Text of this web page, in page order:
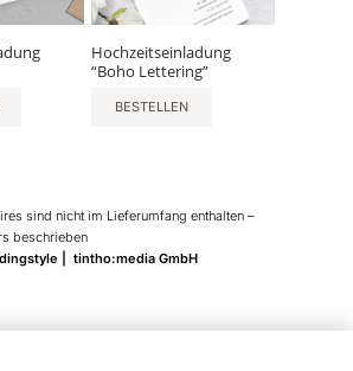
Hochzeitseinladung
“Boho Lettering”
BESTELLEN
sind nicht im Lieferumfang enthalten –
beschrieben
| tintho:media GmbH